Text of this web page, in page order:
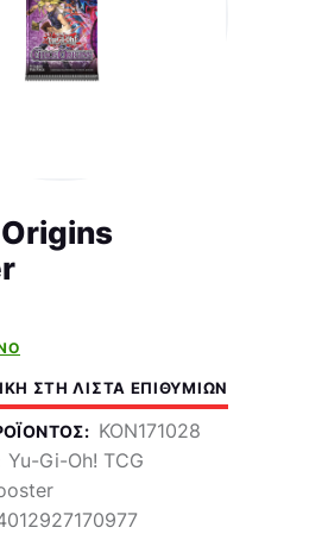
ΣΤΗ ΛΊΣΤΑ ΕΠΙΘΥΜΙΏΝ
KON171028
Yu-Gi-Oh! TCG